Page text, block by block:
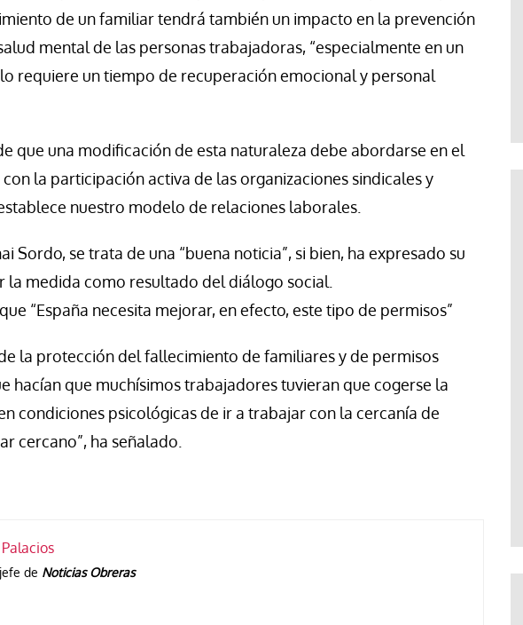
de un familiar tendrá también un impacto en la prevención
mental de las personas trabajadoras, “especialmente en un
requiere un tiempo de recuperación emocional y personal
que una modificación de esta naturaleza debe abordarse en el
la participación activa de las organizaciones sindicales y
nuestro modelo de relaciones laborales.
Sordo, se trata de una “buena noticia”, si bien, ha expresado su
medida como resultado del diálogo social.
“España necesita mejorar, en efecto, este tipo de permisos”
la protección del fallecimiento de familiares y de permisos
hacían que muchísimos trabajadores tuvieran que cogerse la
condiciones psicológicas de ir a trabajar con la cercanía de
cercano”, ha señalado.
Palacios
de Noticias Obreras